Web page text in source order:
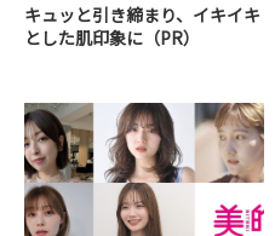
キュッと引き締まり、イキイキ
とした肌印象に（PR）